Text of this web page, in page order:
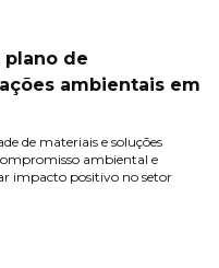
plano de
ambientais em
de materiais e soluções
ambiental e
impacto positivo no setor